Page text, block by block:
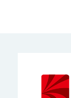
②提供する個人情
当社は、以下の